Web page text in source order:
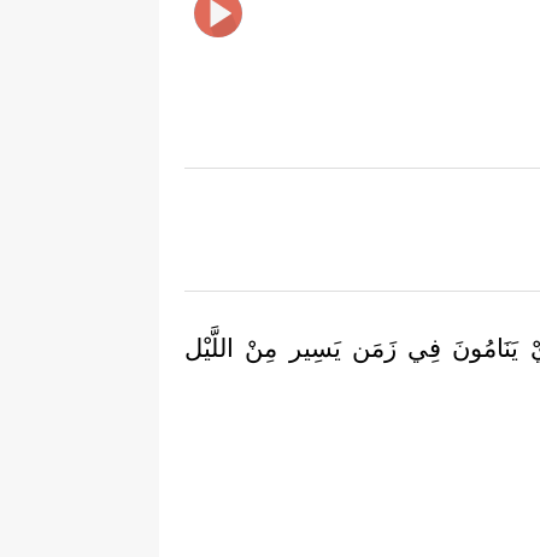
يَنَامُونَ فِي زَمَن يَسِير مِنْ اللَّيْل